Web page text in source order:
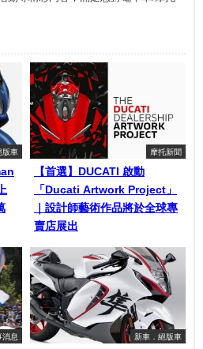
版車 摩托新聞
【首選】DUCATI 啟動
「Ducati Artwork Project」
｜設計師藝術作品將於全球專
賣店展出
消息 新車．絕版車